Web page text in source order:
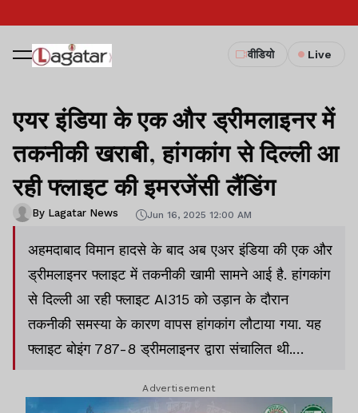
वीडियो Live
एयर इंडिया के एक और ड्रीमलाइनर में
तकनीकी खराबी, हांगकांग से दिल्ली आ
रही फ्लाइट की इमरजेंसी लैंडिंग
By Lagatar News Jun 16, 2025 12:00 AM
अहमदाबाद विमान हादसे के बाद अब एअर इंडिया की एक और
ड्रीमलाइनर फ्लाइट में तकनीकी खामी सामने आई है. हांगकांग
से दिल्ली आ रही फ्लाइट AI315 को उड़ान के दौरान
तकनीकी समस्या के कारण वापस हांगकांग लौटाया गया. यह
फ्लाइट बोइंग 787-8 ड्रीमलाइनर द्वारा संचालित थी.
उतार लिया गया और सभी यात्री सुरक्षित हैं. एअर इंडिया की
Advertisement